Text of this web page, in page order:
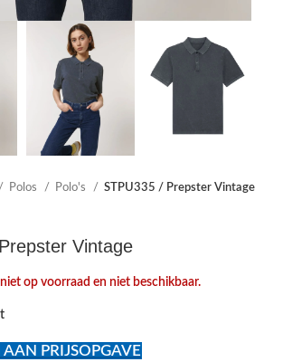
Polos Polo's STPU335 / Prepster Vintage
Vintage
op voorraad en niet beschikbaar.
PRIJSOPGAVE